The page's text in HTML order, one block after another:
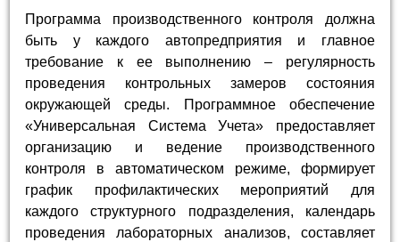
Программа производственного контроля должна
быть у каждого автопредприятия и главное
требование к ее выполнению – регулярность
проведения контрольных замеров состояния
окружающей среды. Программное обеспечение
«Универсальная Система Учета» предоставляет
организацию и ведение производственного
контроля в автоматическом режиме, формирует
график профилактических мероприятий для
каждого структурного подразделения, календарь
проведения лабораторных анализов, составляет